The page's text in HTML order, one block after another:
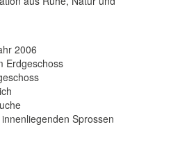
2006
Erdgeschoss
Sprossen